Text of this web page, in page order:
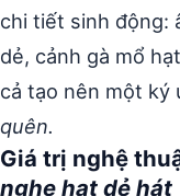
chi tiết sinh động:
dẻ, cảnh gà mổ
cả tạo nên một ký
quên.
Giá trị nghệ
nghe hạt dẻ hát